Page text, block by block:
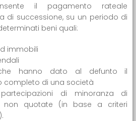
il pagamento rateale
di successione, su un periodo di
beni quali:
immobili
hanno dato al defunto il
completo di una società
di minoranza di
non quotate (in base a criteri